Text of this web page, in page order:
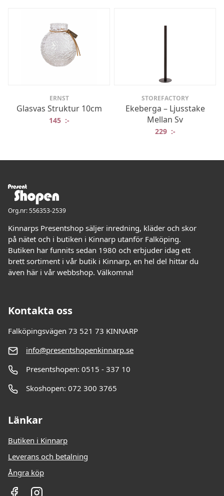
ERNST
Glasvas Struktur 10cm
145 :-
STOREFACTORY
Ekeberga – Ljusstake
Mellan Sv
229 :-
Org.nr: 556353-2539
Kinnarps Presentshop säljer inredning, kläder och skor
på nätet och i butiken i Kinnarp utanför Falköping.
Butiken har funnits sedan 1980 och erbjuder idag ett
brett sortiment i vår butik i Kinnarp, en hel del hittar du
även här i vår webbshop. Välkomna!
Kontakta oss
Falköpingsvägen 73 521 73 KINNARP
info@presentshopenkinnarp.se
Presentshopen: 0515 - 337 10
Skoshopen: 072 300 3765
Länkar
Butiken i Kinnarp
Leverans och betalning
Ångra köp